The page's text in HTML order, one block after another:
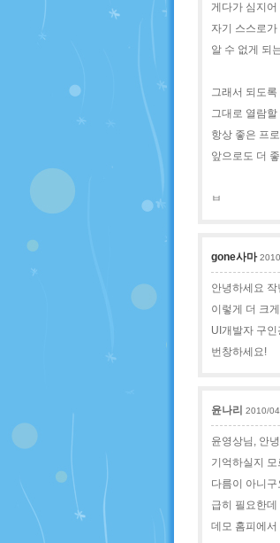
게다가 심지어
자기 스스로
알 수 없게 되
그래서 되도
그대로 열람
항상 좋은 프
앞으로도 더
ㅂ
gone사마
안녕하세요
이렇게 더 크
UI개발자 구
번창하세요!
윤나리 2010/
윤영상님, 안
기억하실지
다름이 아니
급히 필요한
데모 홈피에